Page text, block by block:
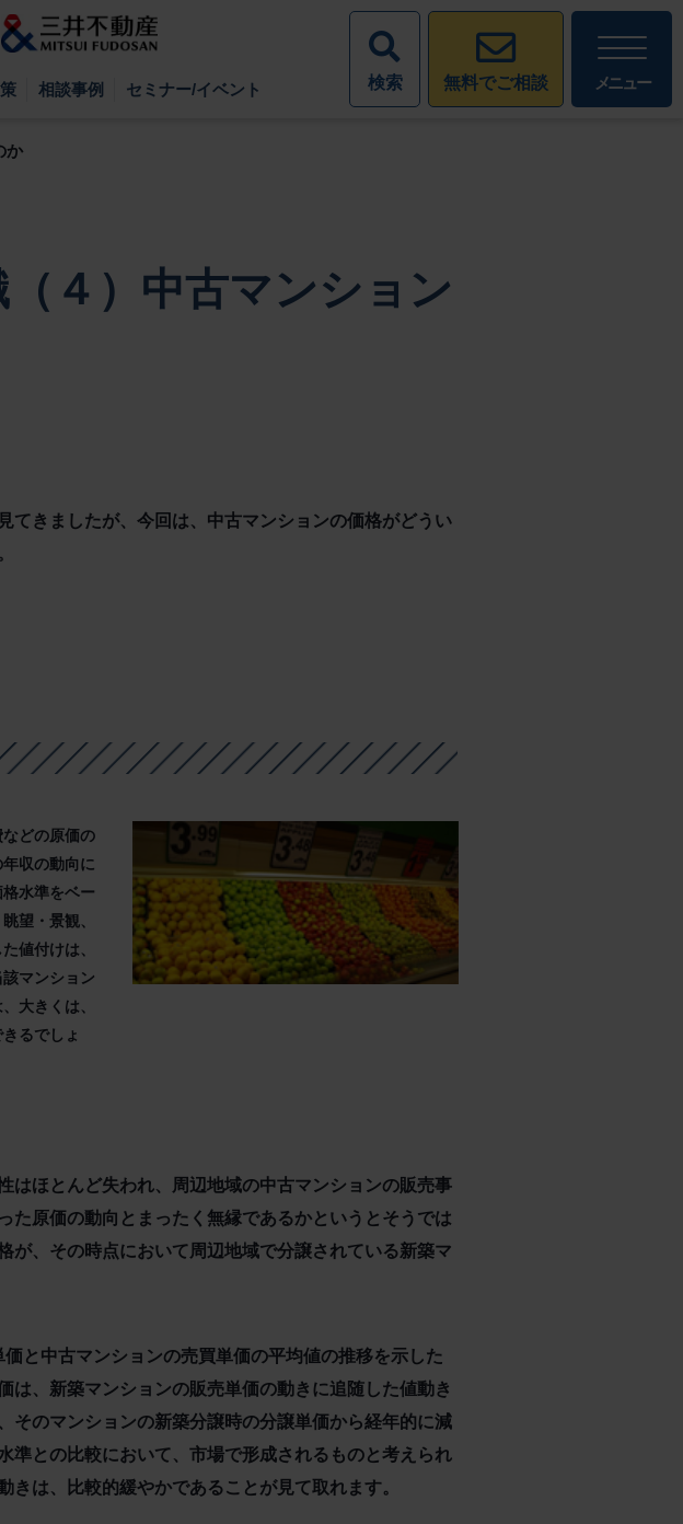
相談事例 セミナー/イベント 検索 無料でご相談 メニュー
か
４）中古マンション
てきましたが、今回は、中古マンションの価格がどうい
どの原価の
収の動向に
水準をベー
望・景観、
値付けは、
マンション
大きくは、
るでしょ
はほとんど失われ、周辺地域の中古マンションの販売事
た原価の動向とまったく無縁であるかというとそうでは
が、その時点において周辺地域で分譲されている新築マ
と中古マンションの売買単価の平均値の推移を示した
は、新築マンションの販売単価の動きに追随した値動き
そのマンションの新築分譲時の分譲単価から経年的に減
準との比較において、市場で形成されるものと考えられ
は、比較的緩やかであることが見て取れます。